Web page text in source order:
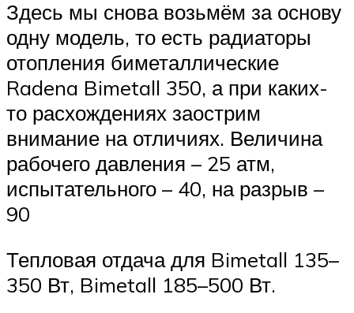
Здесь мы снова возьмём за основу
одну модель, то есть радиаторы
отопления биметаллические
Radena Bimetall 350, а при каких-
то расхождениях заострим
внимание на отличиях. Величина
рабочего давления – 25 атм,
испытательного – 40, на разрыв –
90
Тепловая отдача для Bimetall 135–
350 Вт, Bimetall 185–500 Вт.